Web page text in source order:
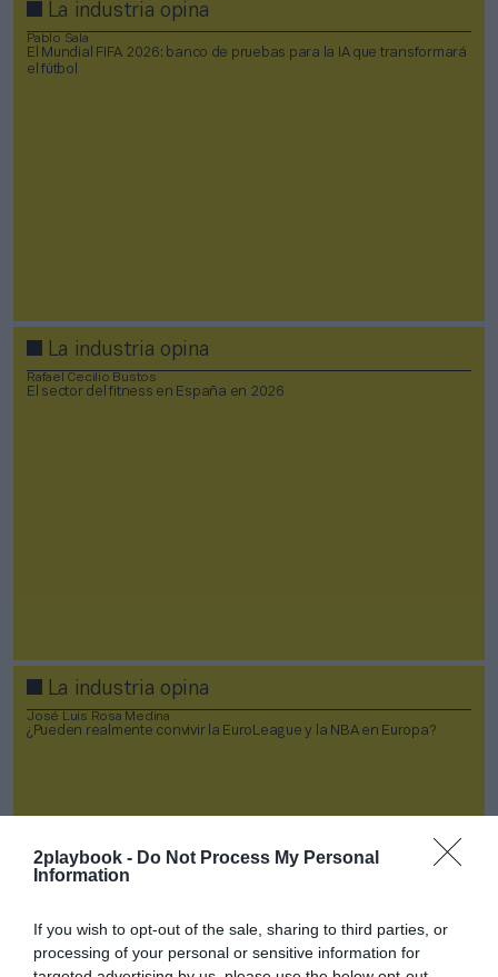
2playbook - Do Not Process My Personal
Information
If you wish to opt-out of the sale, sharing to third parties, or
processing of your personal or sensitive information for
La industria opina
Pablo Sala
El Mundial FIFA 2026: banco de pruebas para la IA que transformará
el fútbol
La industria opina
Rafael Cecilio Bustos
El sector del fitness en España en 2026
La industria opina
José Luis Rosa Medina
¿Pueden realmente convivir la EuroLeague y la NBA en Europa?